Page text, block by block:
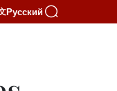
Русский